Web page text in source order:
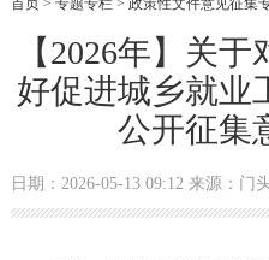
【2026年】关
好促进城乡就业
公开征集
日期：2026-05-13 09:12 来源：门